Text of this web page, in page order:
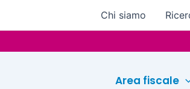
Chi siamo
Area fiscale